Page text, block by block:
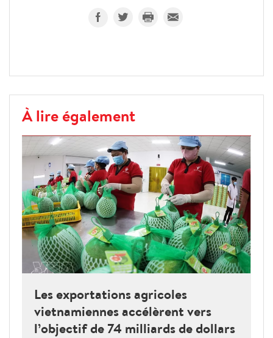
À lire également
Les exportations agricoles
vietnamiennes accélèrent vers
l’objectif de 74 milliards de dollars